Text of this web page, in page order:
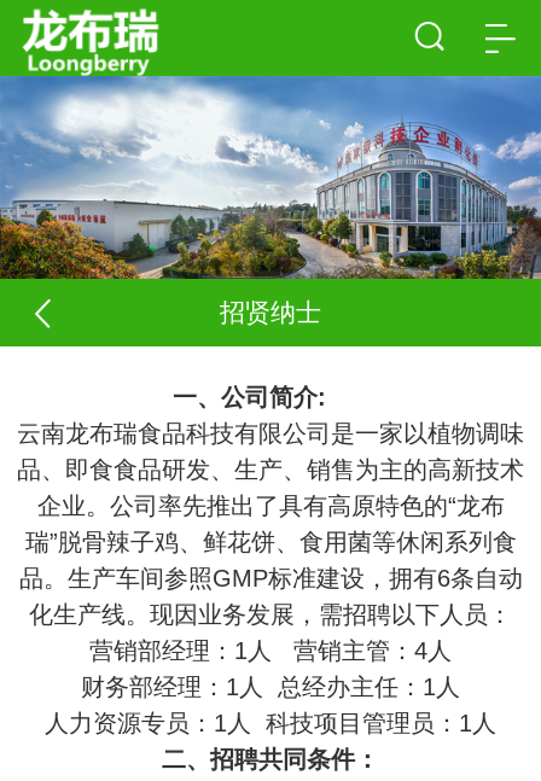
招贤纳士
一、公司简介:
云南龙布瑞食品科技有限公司是一家以植物调味
品、即食食品研发、生产、销售为主的高新技术
企业。公司率先推出了具有高原特色的“龙布
瑞”脱骨辣子鸡、鲜花饼、食用菌等休闲系列食
品。生产车间参照GMP标准建设，拥有6条自动
化生产线。现因业务发展，需招聘以下人员：
营销部经理：1人 营销主管：4人
财务部经理：1人 总经办主任：1人
人力资源专员：1人 科技项目管理员：1人
二、招聘共同条件：